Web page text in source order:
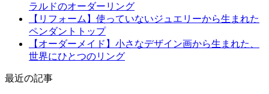
ラルドのオーダーリング
【リフォーム】使っていないジュエリーから生まれた
ペンダントトップ
【オーダーメイド】小さなデザイン画から生まれた、
世界にひとつのリング
最近の記事